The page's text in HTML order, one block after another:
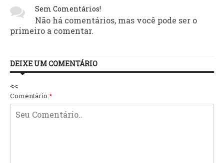
Sem Comentários!
Não há comentários, mas você pode ser o
primeiro a comentar.
DEIXE UM COMENTÁRIO
<<
Comentário:*